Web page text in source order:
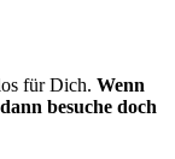
für Dich. Wenn
besuche doch